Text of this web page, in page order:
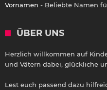
Vornamen - Beliebte Namen
ÜBER UNS
Herzlich willkommen auf
und Vätern dabei, glückliche
Lest euch passend dazu